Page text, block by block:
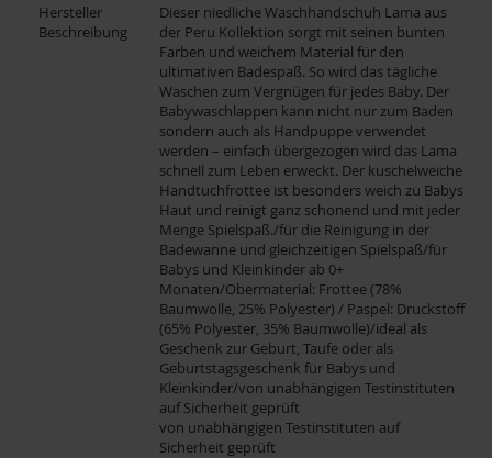
Hersteller
Beschreibung
Dieser niedliche Waschhandschuh Lama aus
der Peru Kollektion sorgt mit seinen bunten
Farben und weichem Material für den
ultimativen Badespaß. So wird das tägliche
Waschen zum Vergnügen für jedes Baby. Der
Babywaschlappen kann nicht nur zum Baden
sondern auch als Handpuppe verwendet
werden – einfach übergezogen wird das Lama
schnell zum Leben erweckt. Der kuschelweiche
Handtuchfrottee ist besonders weich zu Babys
Haut und reinigt ganz schonend und mit jeder
Menge Spielspaß./für die Reinigung in der
Badewanne und gleichzeitigen Spielspaß/für
Babys und Kleinkinder ab 0+
Monaten/Obermaterial: Frottee (78%
Baumwolle, 25% Polyester) / Paspel: Druckstoff
(65% Polyester, 35% Baumwolle)/ideal als
Geschenk zur Geburt, Taufe oder als
Geburtstagsgeschenk für Babys und
Kleinkinder/von unabhängigen Testinstituten
auf Sicherheit geprüft
von unabhängigen Testinstituten auf
Sicherheit geprüft